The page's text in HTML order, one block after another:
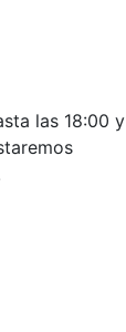
las 18:00 y